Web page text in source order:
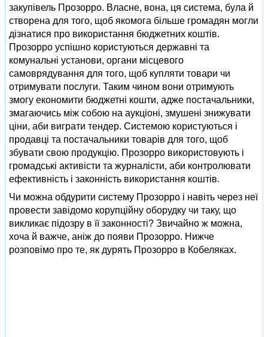
закупівель Прозорро. Власне, вона, ця система, була й
створена для того, щоб якомога більше громадян могли
дізнатися про використання бюджетних коштів.
Прозорро успішно користуються державні та
комунальні установи, органи місцевого
самоврядування для того, щоб купляти товари чи
отримувати послуги. Таким чином вони отримують
змогу економити бюджетні кошти, адже постачальники,
змагаючись між собою на аукціоні, змушені знижувати
ціни, аби виграти тендер. Системою користуються і
продавці та постачальники товарів для того, щоб
збувати свою продукцію. Прозорро використовують і
громадські активісти та журналісти, аби контролювати
ефективність і законність використання коштів.
Чи можна обдурити систему Прозорро і навіть через неї
провести завідомо корупційну оборудку чи таку, що
викликає підозру в її законності? Звичайно ж можна,
хоча й важче, аніж до появи Прозорро. Нижче
розповімо про те, як дурять Прозорро в Кобеляках.